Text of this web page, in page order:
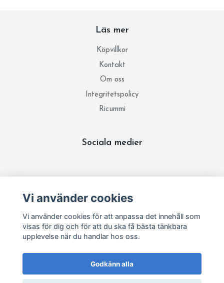
Läs mer
Köpvillkor
Kontakt
Om oss
Integritetspolicy
Ricummi
Sociala medier
Vi använder cookies
Vi använder cookies för att anpassa det innehåll som
visas för dig och för att du ska få bästa tänkbara
upplevelse när du handlar hos oss.
Godkänn alla